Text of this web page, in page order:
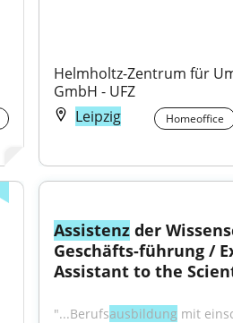
Helmholtz-Zentrum für
GmbH - UFZ
Leipzig
Homeoffice
Assistenz der
Geschäfts-führung /
Assistant to the
"...Berufs­ausbildung mit